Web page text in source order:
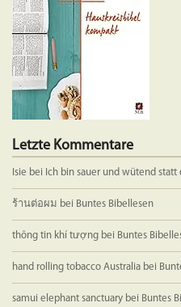
Letzte Kommentare
Isie bei Ich bin sauer und wütend statt
ร้านต่อผม bei Buntes Bibellesen
thông tin khí tượng bei Buntes
hand rolling tobacco Australia bei
samui elephant sanctuary bei Buntes